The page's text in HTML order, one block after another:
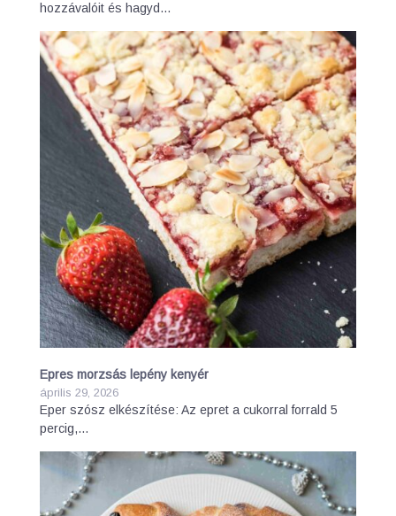
hozzávalóit és hagyd…
Epres morzsás lepény kenyér
április 29, 2026
Eper szósz elkészítése: Az epret a cukorral forrald 5
percig,…